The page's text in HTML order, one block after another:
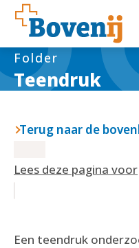
Teendruk
Folder
Terug naar de
Lees deze pagina voor
Een teendruk